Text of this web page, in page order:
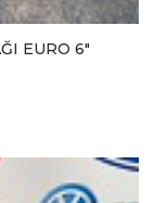
EURO 6"